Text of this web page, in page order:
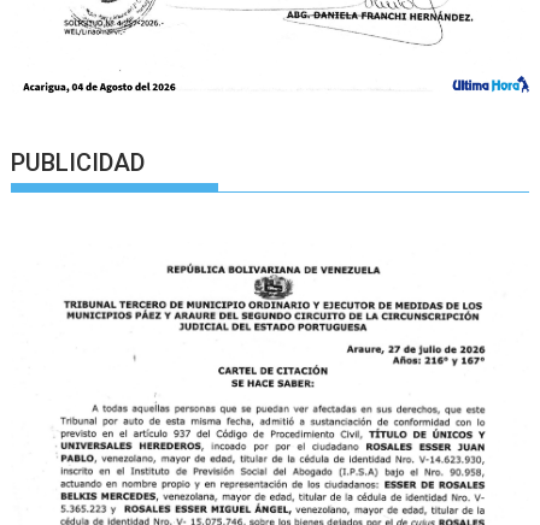
PUBLICIDAD